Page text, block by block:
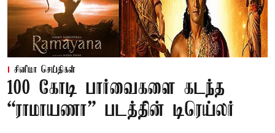
சினிமா செய்திகள்
100 கோடி பார்வைகளை கடந்த
“ராமாயணா” படத்தின் டிரெய்லர்